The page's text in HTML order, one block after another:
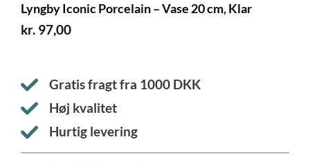
Lyngby Iconic Porcelain – Vase 20 cm, Klar
kr. 97,00
Gratis fragt fra 1000 DKK
Høj kvalitet
Hurtig levering